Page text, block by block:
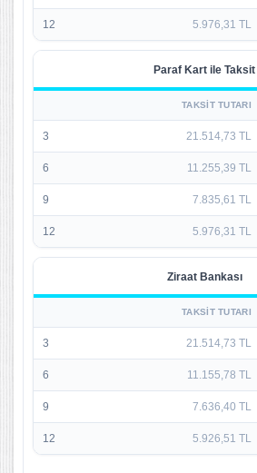
12 5.976,31 TL
Paraf Kart ile Taksit
TAKSIT TUTARI
3 21.514,73 TL
6 11.255,39 TL
9 7.835,61 TL
12 5.976,31 TL
Ziraat Bankası
TAKSIT TUTARI
3 21.514,73 TL
6 11.155,78 TL
9 7.636,40 TL
12 5.926,51 TL